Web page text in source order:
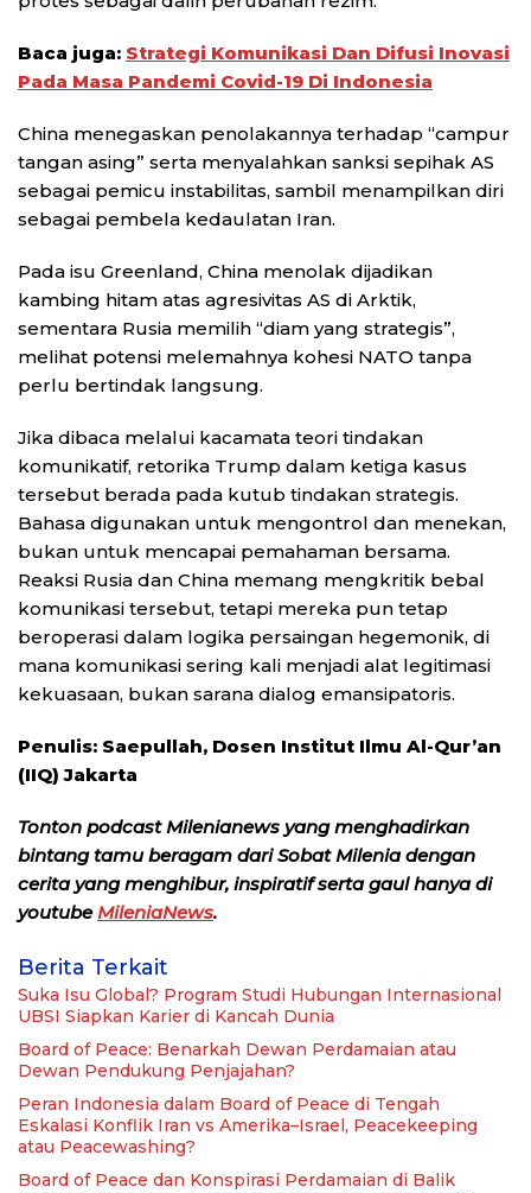
Baca juga: Strategi Komunikasi Dan Difusi Inovasi
Pada Masa Pandemi Covid-19 Di Indonesia
China menegaskan penolakannya terhadap “campur
tangan asing” serta menyalahkan sanksi sepihak AS
sebagai pemicu instabilitas, sambil menampilkan diri
sebagai pembela kedaulatan Iran.
Pada isu Greenland, China menolak dijadikan
kambing hitam atas agresivitas AS di Arktik,
sementara Rusia memilih “diam yang strategis”,
melihat potensi melemahnya kohesi NATO tanpa
perlu bertindak langsung.
Jika dibaca melalui kacamata teori tindakan
komunikatif, retorika Trump dalam ketiga kasus
tersebut berada pada kutub tindakan strategis.
Bahasa digunakan untuk mengontrol dan menekan,
bukan untuk mencapai pemahaman bersama.
Reaksi Rusia dan China memang mengkritik bebal
komunikasi tersebut, tetapi mereka pun tetap
beroperasi dalam logika persaingan hegemonik, di
mana komunikasi sering kali menjadi alat legitimasi
kekuasaan, bukan sarana dialog emansipatoris.
Penulis: Saepullah, Dosen Institut Ilmu Al-Qur’an
(IIQ) Jakarta
Tonton podcast Milenianews yang menghadirkan
bintang tamu beragam dari Sobat Milenia dengan
cerita yang menghibur, inspiratif serta gaul hanya di
youtube MileniaNews.
Berita Terkait
Suka Isu Global? Program Studi Hubungan Internasional
UBSI Siapkan Karier di Kancah Dunia
Board of Peace: Benarkah Dewan Perdamaian atau
Dewan Pendukung Penjajahan?
Peran Indonesia dalam Board of Peace di Tengah
Eskalasi Konflik Iran vs Amerika–Israel, Peacekeeping
atau Peacewashing?
Board of Peace dan Konspirasi Perdamaian di Balik